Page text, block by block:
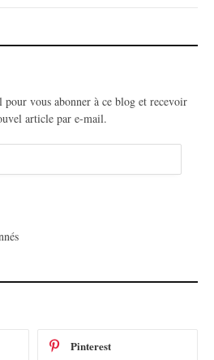
pour vous abonner à ce blog et recevoir
article par e-mail.
Pinterest